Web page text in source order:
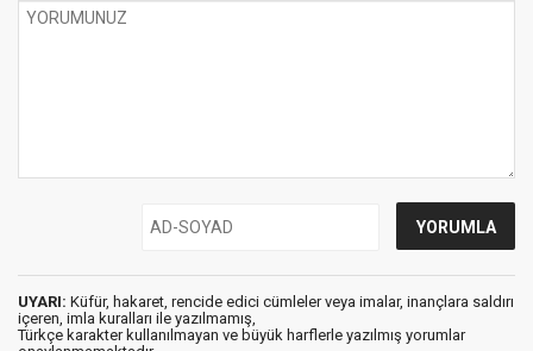
UYARI: Küfür, hakaret, rencide edici cümleler veya imalar, inançlara saldırı
içeren, imla kuralları ile yazılmamış,
Türkçe karakter kullanılmayan ve büyük harflerle yazılmış yorumlar